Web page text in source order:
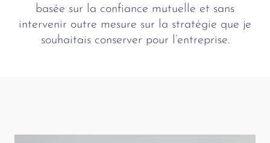
basée sur la confiance mutuelle et sans
intervenir outre mesure sur la stratégie que je
souhaitais conserver pour l’entreprise.